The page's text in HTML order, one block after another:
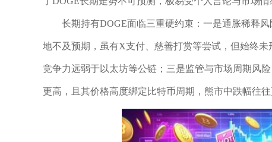
长期持有DOGE面临三重硬约束：一是通胀稀释
地不及预期，虽有X支付、慈善打赏等尝试，但始终
竞争力远弱于以太坊等公链；三是监管与市场周期风
更高，且其价格高度绑定比特币周期，熊市中跌幅往往